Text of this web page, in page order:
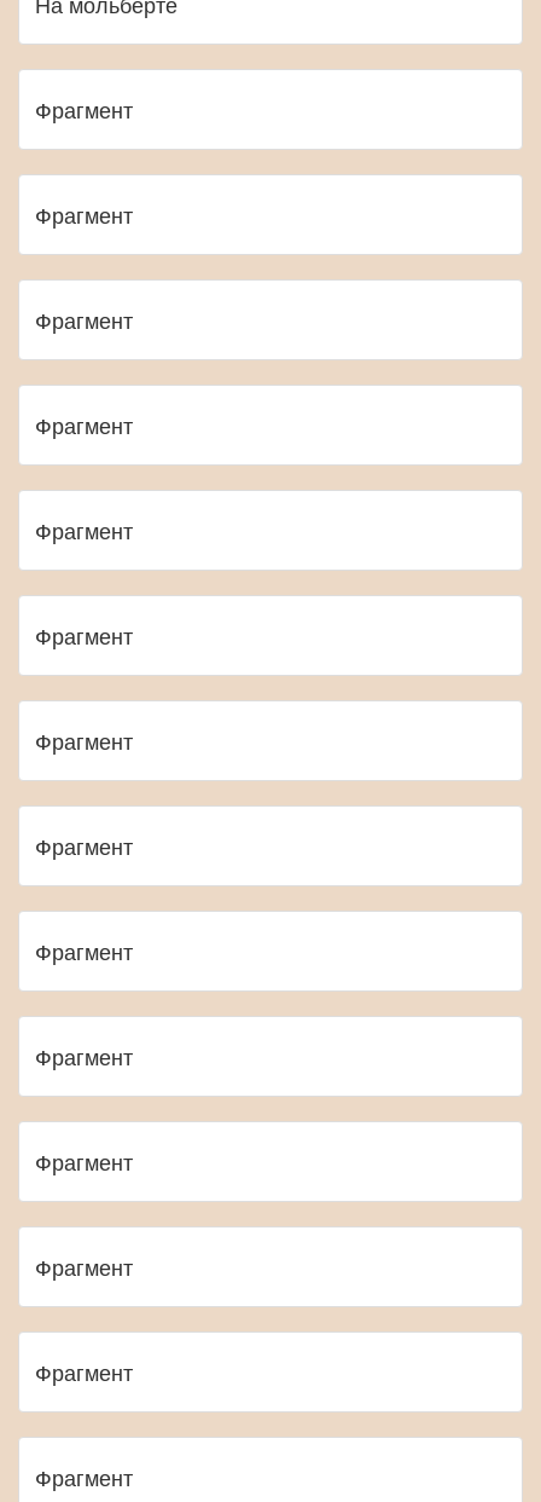
Фрагмент
Фрагмент
Фрагмент
Фрагмент
Фрагмент
Фрагмент
Фрагмент
Фрагмент
Фрагмент
Фрагмент
Фрагмент
Фрагмент
Фрагмент
Фрагмент